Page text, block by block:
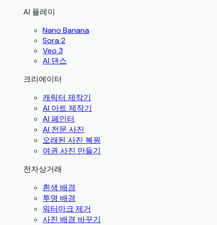
AI 플레이
Nano Banana
Sora 2
Veo 3
AI 댄스
크리에이터
캐릭터 제작기
AI 아트 제작기
AI 페인터
AI 전문 사진
오래된 사진 복원
여권 사진 만들기
전자상거래
흰색 배경
투명 배경
워터마크 제거
사진 배경 바꾸기